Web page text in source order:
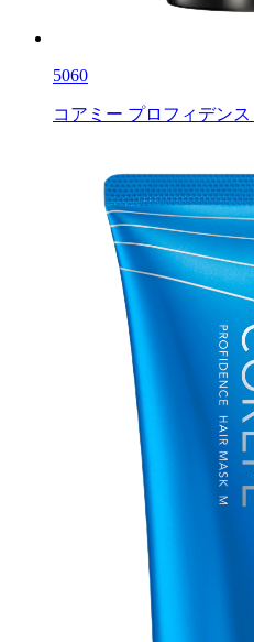
5060
コアミー プロフィデン